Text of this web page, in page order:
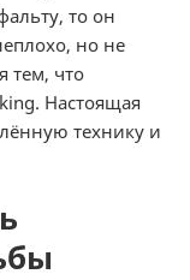
то он
но не
тем, что
Настоящая
технику и